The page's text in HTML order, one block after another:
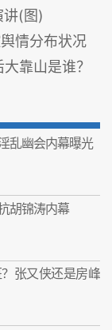
讲(图)
情分布状况
靠山是谁？
乱幽会内幕曝光
胡锦涛内幕
张又侠还是房峰